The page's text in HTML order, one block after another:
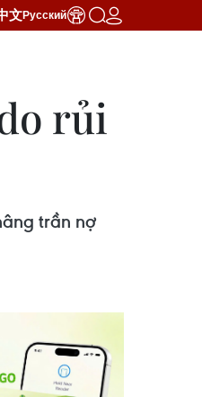
文Русский
rủi
trần nợ